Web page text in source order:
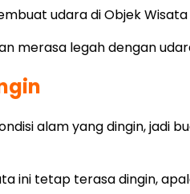
udara di Objek
merasa legah dengan
alam yang dingin,
ini tetap terasa dingin,